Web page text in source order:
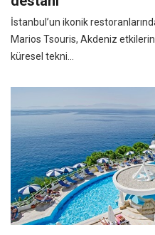
İstanbul’un ikonik
Marios Tsouris, Akdeniz
küresel tekni...